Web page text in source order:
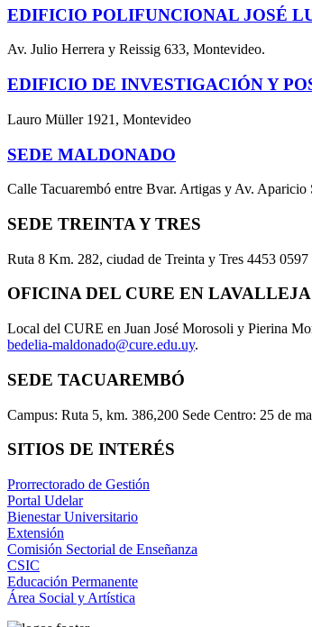
EDIFICIO POLIFUNCIONAL JOSÉ
Av. Julio Herrera y Reissig 633, Montevideo.
EDIFICIO DE INVESTIGACIÓN Y
Lauro Müller 1921, Montevideo
SEDE MALDONADO
Calle Tacuarembó entre Bvar. Artigas y Av. Aparicio
SEDE TREINTA Y TRES
Ruta 8 Km. 282, ciudad de Treinta y Tres 4453 0597
OFICINA DEL CURE EN LAVALLEJA
Local del CURE en Juan José Morosoli y Pierina
bedelia-maldonado@cure.edu.uy.
SEDE TACUAREMBÓ
Campus: Ruta 5, km. 386,200 Sede Centro: 25 de
SITIOS DE INTERÉS
Prorrectorado de Gestión
Portal Udelar
Bienestar Universitario
Extensión
Comisión Sectorial de Enseñanza
CSIC
Educación Permanente
Área Social y Artística